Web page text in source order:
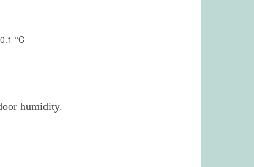
°C
and it could upload data even if the
15 minutes, it could be used above one
humidity.